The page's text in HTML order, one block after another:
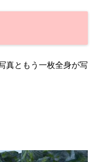
真ともう一枚全身が写